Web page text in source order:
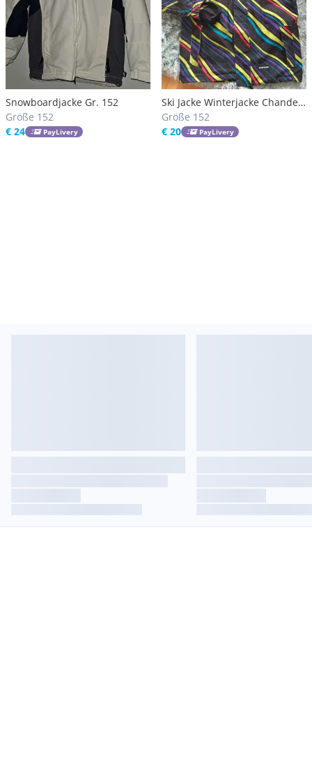
Snowboardjacke Gr. 152
Größe 152
€ 24
PayLivery
Ski Jacke Winterjacke Chandex
S
Größe 152
€ 20
PayLivery